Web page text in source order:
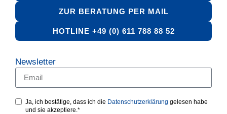
ZUR BERATUNG PER MAIL
HOTLINE +49 (0) 611 788 88 52
Newsletter
Ja, ich bestätige, dass ich die Datenschutzerklärung gelesen habe
und sie akzeptiere.*